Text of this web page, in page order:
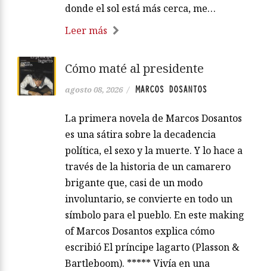
donde el sol está más cerca, me…
Leer más
Cómo maté al presidente
agosto 08, 2026 / MARCOS DOSANTOS
La primera novela de Marcos Dosantos
es una sátira sobre la decadencia
política, el sexo y la muerte. Y lo hace a
través de la historia de un camarero
brigante que, casi de un modo
involuntario, se convierte en todo un
símbolo para el pueblo. En este making
of Marcos Dosantos explica cómo
escribió El príncipe lagarto (Plasson &
Bartleboom). ***** Vivía en una